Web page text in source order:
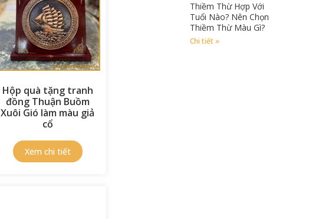
Hộp quà tặng tranh
đồng Thuận Buồm
Xuôi Gió làm màu giả
cổ
Thiềm Thừ Hợp Với
Tuổi Nào? Nên Chọn
Thiềm Thừ Màu Gì?
Chi tiết »